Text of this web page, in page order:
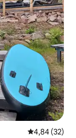
5 üzerinden
4,84 (32)